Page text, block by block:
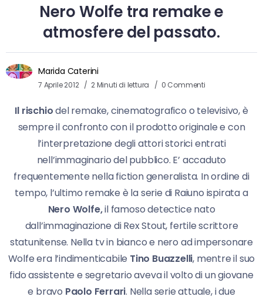
Nero Wolfe tra remake e
atmosfere del passato.
Marida Caterini
7 Aprile 2012 2 Minuti di lettura 0 Commenti
Il rischiodel remake, cinematografico o televisivo, è
sempre il confronto con il prodotto originale e con
l’interpretazione degli attori storici entrati
nell’immaginario del pubblico. E’ accaduto
frequentemente nella fiction generalista. In ordine di
tempo, l’ultimo remake è la serie di Raiuno ispirata a
Nero Wolfe,il famoso detectice nato
dall’immaginazione di Rex Stout, fertile scrittore
statunitense. Nella tv in bianco e nero ad impersonare
Wolfe era l’indimenticabile Tino Buazzelli, mentre il suo
fido assistente e segretario aveva il volto di un giovane
e bravo Paolo Ferrari. Nella serie attuale, i due